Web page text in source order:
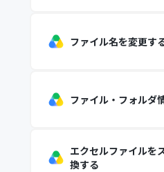
ファイル名を変更す
ファイル・フォルダ
エクセルファイルを
換する